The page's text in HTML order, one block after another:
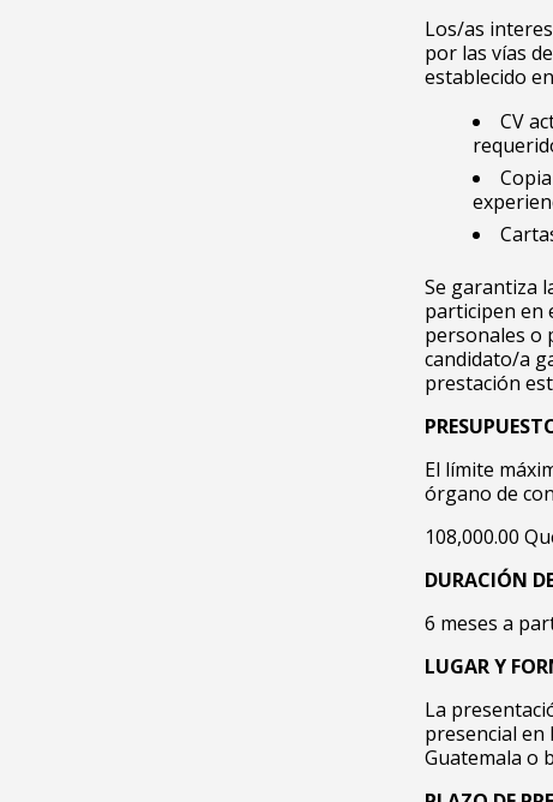
Los/as
por las vías
establecido
CV
Se garantiza
participen en
personales o
candidato/a
prestación
El límite
órgano de
108,000.00
DURACIÓN
6 meses a
LUGAR Y
La
presencial en
Guatemala o